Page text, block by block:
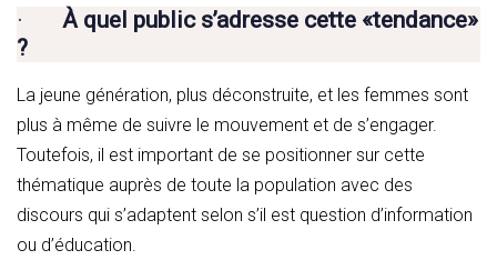
· À quel public s’adresse cette «tendance»
?
La jeune génération, plus déconstruite, et les femmes sont
plus à même de suivre le mouvement et de s’engager.
Toutefois, il est important de se positionner sur cette
thématique auprès de toute la population avec des
discours qui s’adaptent selon s’il est question d’information
ou d’éducation.